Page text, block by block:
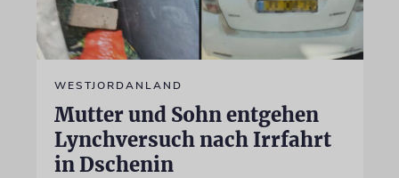
WESTJORDANLAND
Mutter und Sohn entgehen
Lynchversuch nach Irrfahrt
in Dschenin